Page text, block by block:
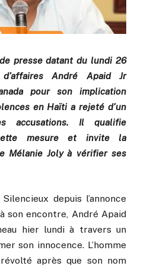
presse datant du lundi 26
André Apaid Jr
pour son implication
en Haïti a rejeté d’un
accusations. Il qualifie
cette mesure et invite la
Mélanie Joly à vérifier ses
depuis l’annonce
son encontre, André Apaid
hier lundi à travers un
son innocence. L’homme
après que son nom